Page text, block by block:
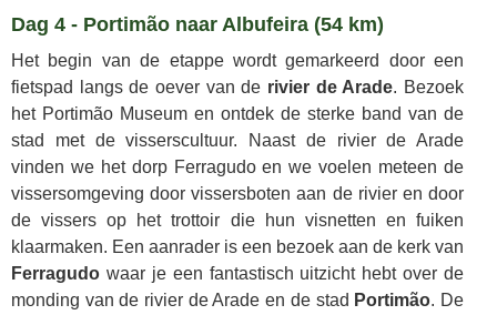
Dag 4 - Portimão naar Albufeira (54 km)
Het begin van de etappe wordt gemarkeerd door een
fietspad langs de oever van de rivier de Arade. Bezoek
het Portimão Museum en ontdek de sterke band van de
stad met de visserscultuur. Naast de rivier de Arade
vinden we het dorp Ferragudo en we voelen meteen de
vissersomgeving door vissersboten aan de rivier en door
de vissers op het trottoir die hun visnetten en fuiken
klaarmaken. Een aanrader is een bezoek aan de kerk van
Ferragudo waar je een fantastisch uitzicht hebt over de
monding van de rivier de Arade en de stad Portimão. De